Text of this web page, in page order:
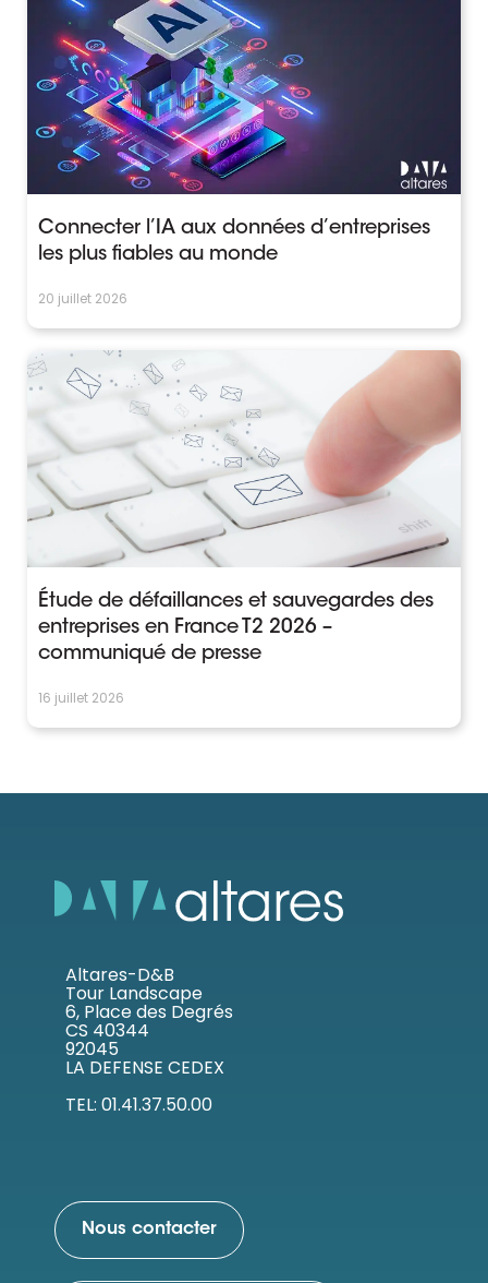
Connecter l’IA aux données d’entreprises
les plus fiables au monde
20 juillet 2026
Étude de défaillances et sauvegardes des
entreprises en France T2 2026 –
communiqué de presse
16 juillet 2026
Altares-D&B
Tour Landscape
6, Place des Degrés
CS 40344
92045
LA DEFENSE CEDEX
TEL: 01.41.37.50.00
Nous contacter